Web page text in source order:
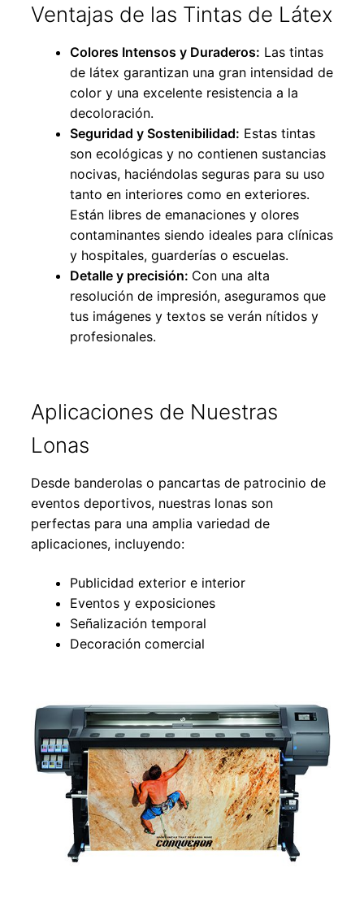
Ventajas de las Tintas de Látex
Colores Intensos y Duraderos: Las tintas
de látex garantizan una gran intensidad de
color y una excelente resistencia a la
decoloración.
Seguridad y Sostenibilidad: Estas tintas
son ecológicas y no contienen sustancias
nocivas, haciéndolas seguras para su uso
tanto en interiores como en exteriores.
Están libres de emanaciones y olores
contaminantes siendo ideales para clínicas
y hospitales, guarderías o escuelas.
Detalle y precisión: Con una alta
resolución de impresión, aseguramos que
tus imágenes y textos se verán nítidos y
profesionales.
Aplicaciones de Nuestras
Lonas
Desde banderolas o pancartas de patrocinio de
eventos deportivos, nuestras lonas son
perfectas para una amplia variedad de
aplicaciones, incluyendo:
Publicidad exterior e interior
Eventos y exposiciones
Señalización temporal
Decoración comercial